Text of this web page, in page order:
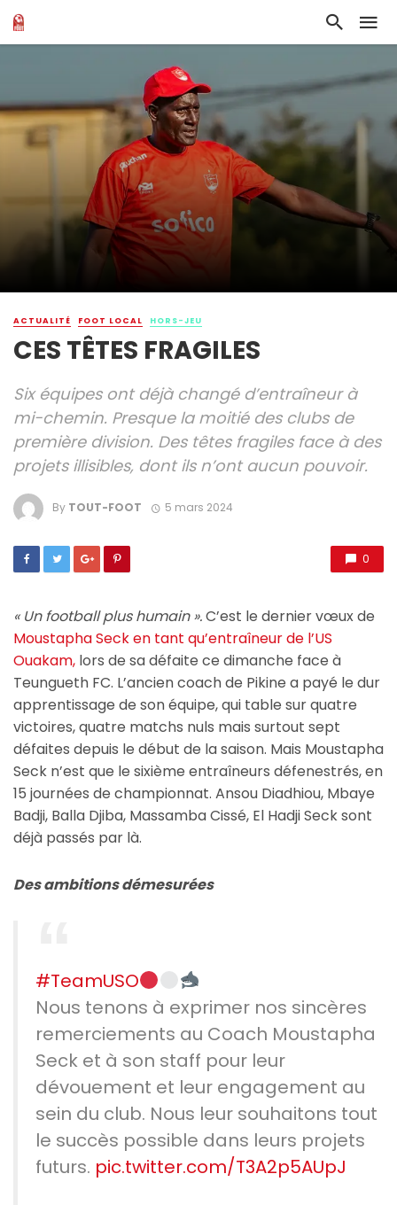
ACTUALITÉ FOOT LOCAL HORS-JEU
CES TÊTES FRAGILES
Six équipes ont déjà changé d’entraîneur à
mi-chemin. Presque la moitié des clubs de
première division. Des têtes fragiles face à des
projets illisibles, dont ils n’ont aucun pouvoir.
By TOUT-FOOT 5 mars 2024
0
« Un football plus humain ».C’est le dernier vœux de
Moustapha Seck en tant qu’entraîneur de l’US
Ouakam, lors de sa défaite ce dimanche face à
Teungueth FC. L’ancien coach de Pikine a payé le dur
apprentissage de son équipe, qui table sur quatre
victoires, quatre matchs nuls mais surtout sept
défaites depuis le début de la saison. Mais Moustapha
Seck n’est que le sixième entraîneurs défenestrés, en
15 journées de championnat. Ansou Diadhiou, Mbaye
Badji, Balla Djiba, Massamba Cissé, El Hadji Seck sont
déjà passés par là.
Des ambitions démesurées
#TeamUSO
Nous tenons à exprimer nos sincères
remerciements au Coach Moustapha
Seck et à son staff pour leur
dévouement et leur engagement au
sein du club. Nous leur souhaitons tout
le succès possible dans leurs projets
futurs. pic.twitter.com/T3A2p5AUpJ